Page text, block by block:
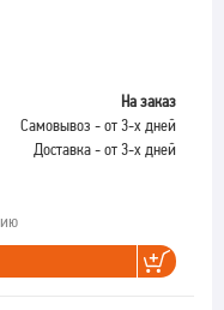
На заказ
Самовывоз - от 3-х дней
Доставка - от 3-х дней